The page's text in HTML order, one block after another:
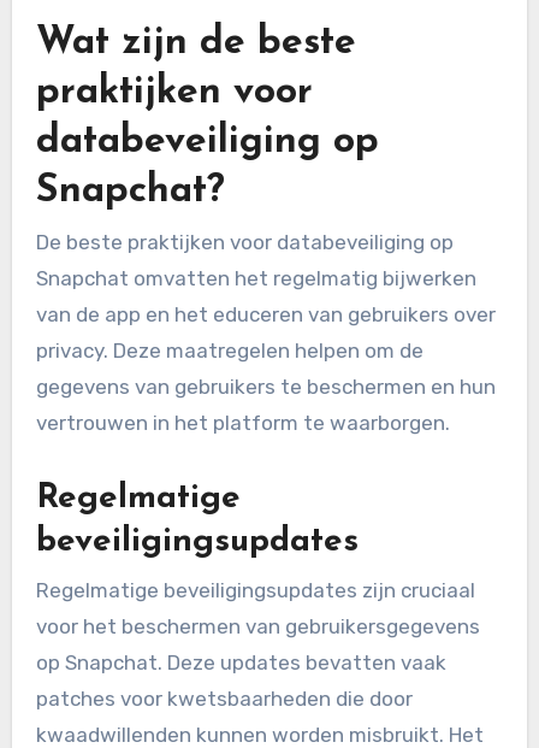
Wat zijn de beste
praktijken voor
databeveiliging op
Snapchat?
De beste praktijken voor databeveiliging op
Snapchat omvatten het regelmatig bijwerken
van de app en het educeren van gebruikers over
privacy. Deze maatregelen helpen om de
gegevens van gebruikers te beschermen en hun
vertrouwen in het platform te waarborgen.
Regelmatige
beveiligingsupdates
Regelmatige beveiligingsupdates zijn cruciaal
voor het beschermen van gebruikersgegevens
op Snapchat. Deze updates bevatten vaak
patches voor kwetsbaarheden die door
kwaadwillenden kunnen worden misbruikt. Het